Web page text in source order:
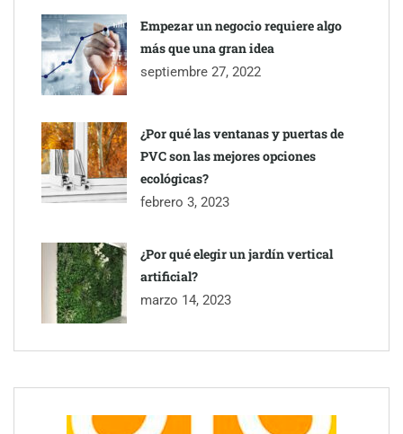
Empezar un negocio requiere algo
más que una gran idea
septiembre 27, 2022
¿Por qué las ventanas y puertas de
PVC son las mejores opciones
ecológicas?
febrero 3, 2023
¿Por qué elegir un jardín vertical
artificial?
marzo 14, 2023